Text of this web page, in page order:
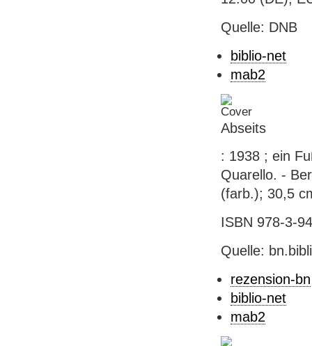
Quelle: DNB
biblio-net
mab2
Abseits
: 1938 ; ein
Quarello. -
(farb.); 30,5
ISBN 978-3-
Quelle:
rezension-bn
biblio-net
mab2